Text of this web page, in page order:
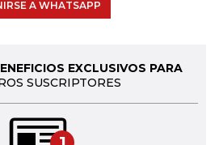
A WHATSAPP
EXCLUSIVOS PARA
SUSCRIPTORES